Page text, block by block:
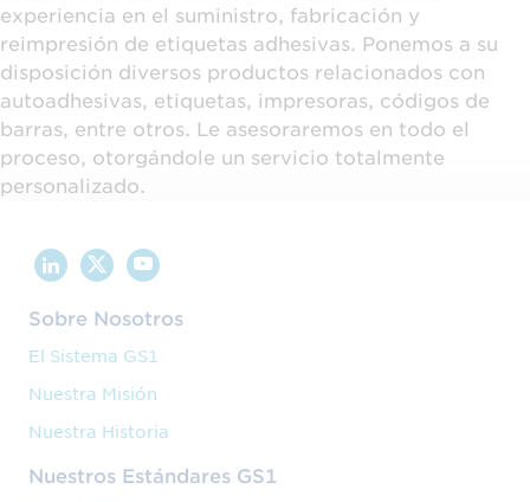
experiencia en el suministro, fabricación y
reimpresión de etiquetas adhesivas. Ponemos a su
disposición diversos productos relacionados con
autoadhesivas, etiquetas, impresoras, códigos de
barras, entre otros. Le asesoraremos en todo el
proceso, otorgándole un servicio totalmente
personalizado.
Sobre Nosotros
El Sistema GS1
Nuestra Misión
Nuestra Historia
Nuestros Estándares GS1